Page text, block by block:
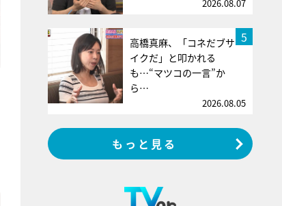
2026.08.07
5
高橋真麻、「コネだブサ
イクだ」と叩かれる
も…“マツコの一言”か
ら…
2026.08.05
もっと見る